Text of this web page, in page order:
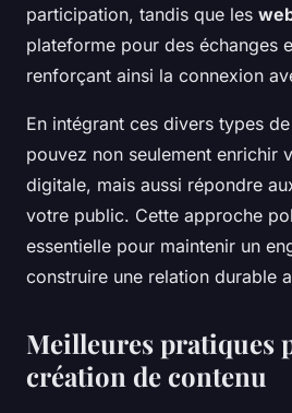
participation, tandis que les
plateforme pour des échanges
renforçant ainsi la connexion
En intégrant ces divers types
pouvez non seulement enrichir
digitale, mais aussi répondre
votre public. Cette approche
essentielle pour maintenir un
construire une relation durable
Meilleures pratiques
création de contenu